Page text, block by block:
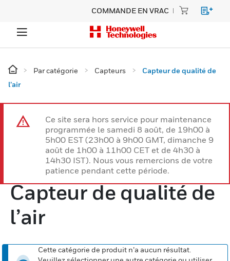
COMMANDE EN VRAC
Par catégorie Capteurs
Capteur de qualité de
l’air
Ce site sera hors service pour maintenance
programmée le samedi 8 août, de 19h00 à
5h00 EST (23h00 à 9h00 GMT, dimanche 9
août de 1h00 à 11h00 CET et de 4h30 à
14h30 IST). Nous vous remercions de votre
patience pendant cette période.
Capteur de qualité de
l’air
Cette catégorie de produit n’a aucun résultat.